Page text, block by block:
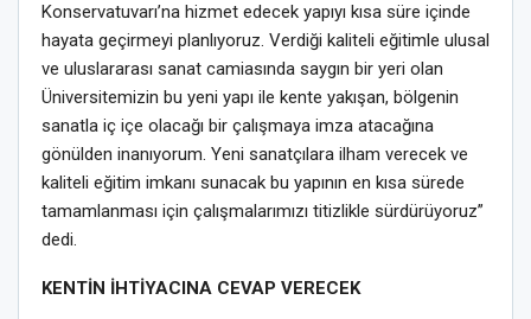
Konservatuvarı’na hizmet edecek yapıyı kısa süre içinde
hayata geçirmeyi planlıyoruz. Verdiği kaliteli eğitimle ulusal
ve uluslararası sanat camiasında saygın bir yeri olan
Üniversitemizin bu yeni yapı ile kente yakışan, bölgenin
sanatla iç içe olacağı bir çalışmaya imza atacağına
gönülden inanıyorum. Yeni sanatçılara ilham verecek ve
kaliteli eğitim imkanı sunacak bu yapının en kısa sürede
tamamlanması için çalışmalarımızı titizlikle sürdürüyoruz”
dedi.
KENTİN İHTİYACINA CEVAP VERECEK